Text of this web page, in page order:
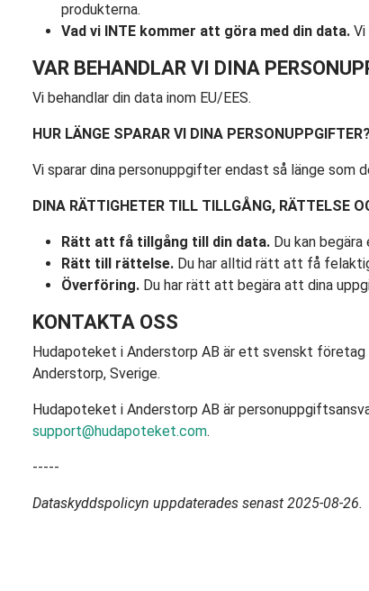
produkterna.
Vad vi INTE kommer att göra med din data.
VAR BEHANDLAR VI DINA
Vi behandlar din data inom EU/EES.
HUR LÄNGE SPARAR VI DINA PERSONUPPGIFTER?
Vi sparar dina personuppgifter endast så länge
DINA RÄTTIGHETER TILL TILLGÅNG, RÄTTELSE
Rätt att få tillgång till din data. Du kan
Rätt till rättelse. Du har alltid rätt att få
Överföring. Du har rätt att begära att dina
KONTAKTA OSS
Hudapoteket i Anderstorp AB är ett svenskt företag
Anderstorp, Sverige.
Hudapoteket i Anderstorp AB är
support@hudapoteket.com.
-----
Dataskyddspolicyn uppdaterades senast 2025-08-26.